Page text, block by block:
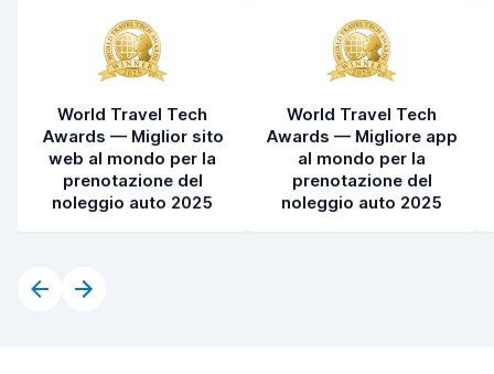
World Travel Tech
Awards — Miglior sito
web al mondo per la
prenotazione del
noleggio auto 2025
World Travel Tech
Awards — Migliore app
al mondo per la
prenotazione del
noleggio auto 2025